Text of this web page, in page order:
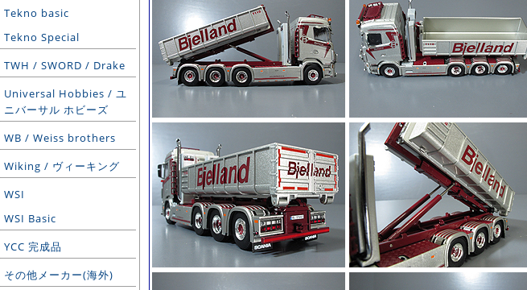
Tekno basic
Tekno Special
TWH / SWORD / Drake
Universal Hobbies / ユ
ニバーサル ホビーズ
WB / Weiss brothers
Wiking / ヴィーキング
WSI
WSI Basic
YCC 完成品
その他メーカー(海外)